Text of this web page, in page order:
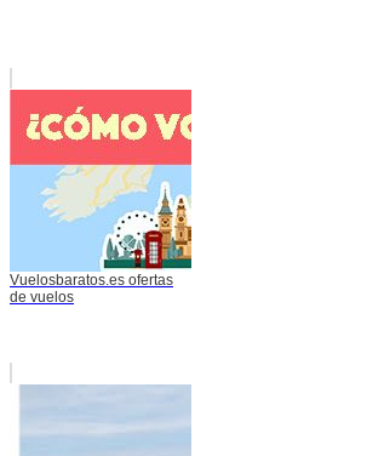
Vuelosbaratos.es ofertas
de vuelos